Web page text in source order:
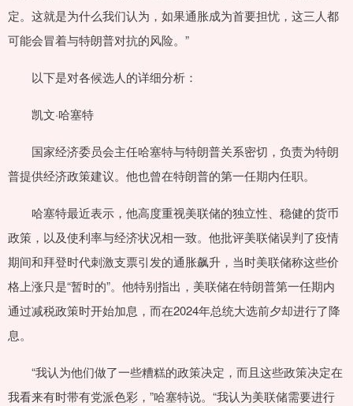
定。这就是为什么我们认为，如果通胀成为首要担忧，这三人都
可能会冒着与特朗普对抗的风险。”
以下是对各候选人的详细分析：
凯文·哈塞特
国家经济委员会主任哈塞特与特朗普关系密切，负责为特朗
普提供经济政策建议。他也曾在特朗普的第一任期内任职。
哈塞特最近表示，他高度重视美联储的独立性、稳健的货币
政策，以及使利率与经济状况相一致。他批评美联储误判了疫情
期间和拜登时代刺激支票引发的通胀飙升，当时美联储称这些价
格上涨只是“暂时的”。他特别指出，美联储在特朗普第一任期内
通过减税政策时开始加息，而在2024年总统大选前夕却进行了降
息。
“我认为他们做了一些糟糕的政策决定，而且这些政策决定在
我看来有时带有党派色彩，”哈塞特说。“我认为美联储需要进行